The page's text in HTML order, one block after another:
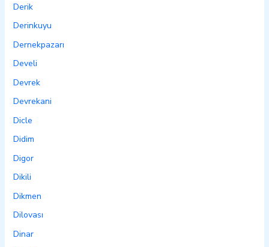
Derik
Derinkuyu
Dernekpazarı
Develi
Devrek
Devrekani
Dicle
Didim
Digor
Dikili
Dikmen
Dilovası
Dinar